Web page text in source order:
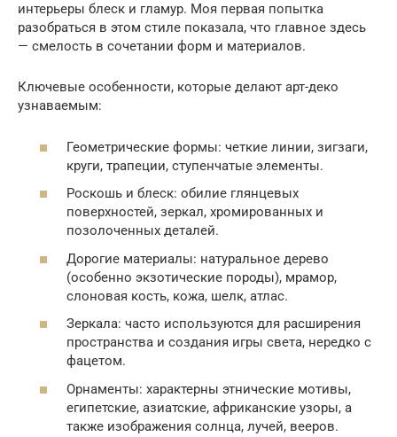
интерьеры блеск и гламур. Моя первая попытка
разобраться в этом стиле показала, что главное здесь
— смелость в сочетании форм и материалов.
Ключевые особенности, которые делают арт-деко
узнаваемым:
Геометрические формы: четкие линии, зигзаги,
круги, трапеции, ступенчатые элементы.
Роскошь и блеск: обилие глянцевых
поверхностей, зеркал, хромированных и
позолоченных деталей.
Дорогие материалы: натуральное дерево
(особенно экзотические породы), мрамор,
слоновая кость, кожа, шелк, атлас.
Зеркала: часто используются для расширения
пространства и создания игры света, нередко с
фацетом.
Орнаменты: характерны этнические мотивы,
египетские, азиатские, африканские узоры, а
также изображения солнца, лучей, вееров.